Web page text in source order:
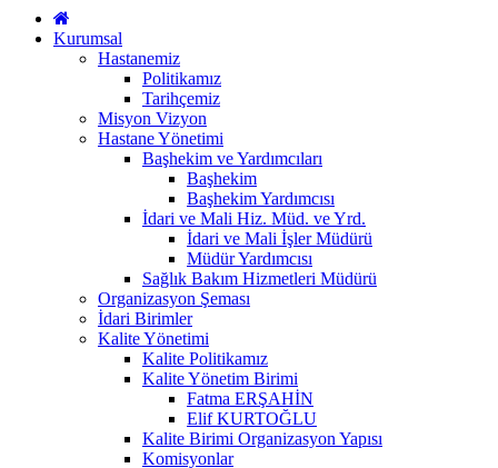
Kurumsal
Hastanemiz
Politikamız
Tarihçemiz
Misyon Vizyon
Hastane Yönetimi
Başhekim ve Yardımcıları
Başhekim
Başhekim Yardımcısı
İdari ve Mali Hiz. Müd. ve Yrd.
İdari ve Mali İşler Müdürü
Müdür Yardımcısı
Sağlık Bakım Hizmetleri Müdürü
Organizasyon Şeması
İdari Birimler
Kalite Yönetimi
Kalite Politikamız
Kalite Yönetim Birimi
Fatma ERŞAHİN
Elif KURTOĞLU
Kalite Birimi Organizasyon Yapısı
Komisyonlar